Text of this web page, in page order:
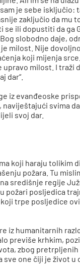
je sebe isključio:
zaključio da mu
ili dopustiti da ga
slobodno daje,
milost. Nije
koji mijenja
milost. I traži
dar“.
iz evanđeoske
svima
svoj dar.
koji haraju tolikim
požara. Tu
središnje regije
požari posljedica
trpe posljedice
iz humanitarnih
previše krhkim,
zbog
sve one čiji je život u